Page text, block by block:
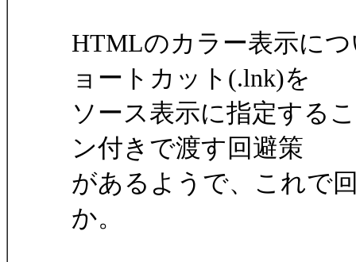
HTMLのカラー表示に
ョートカット(.lnk)を
ソース表示に指定する
ン付きで渡す回避策
があるようで、これで
か。